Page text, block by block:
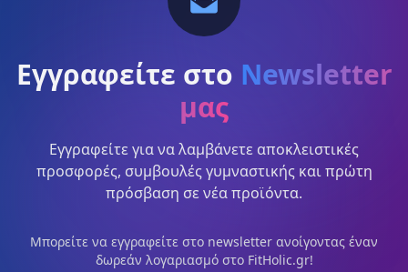
Εγγραφείτε στο Newsletter
μας
Εγγραφείτε για να λαμβάνετε αποκλειστικές
προσφορές, συμβουλές γυμναστικής και πρώτη
πρόσβαση σε νέα προϊόντα.
Μπορείτε να εγγραφείτε στο newsletter ανοίγοντας έναν
δωρεάν λογαριασμό στο FitHolic.gr!